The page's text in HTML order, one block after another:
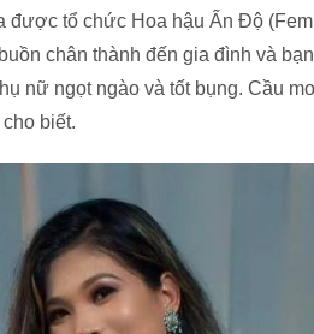
tổ chức Hoa hậu Ấn Độ
chân thành đến gia đình và
nữ ngọt ngào và tốt bụng. Cầu
biết.